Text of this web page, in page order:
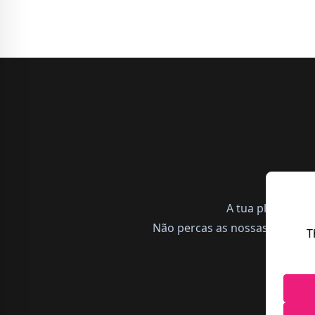
A tua
Não percas as nossas